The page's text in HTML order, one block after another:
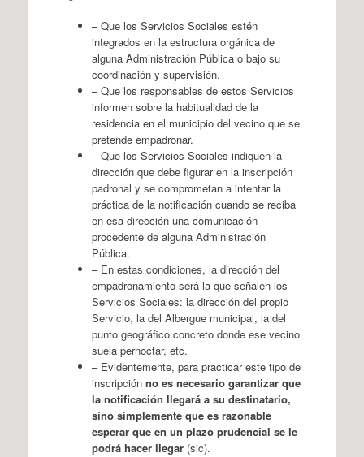
– Que los Servicios Sociales estén
integrados en la estructura orgánica de
alguna Administración Pública o bajo su
coordinación y supervisión.
– Que los responsables de estos Servicios
informen sobre la habitualidad de la
residencia en el municipio del vecino que se
pretende empadronar.
– Que los Servicios Sociales indiquen la
dirección que debe figurar en la inscripción
padronal y se comprometan a intentar la
práctica de la notificación cuando se reciba
en esa dirección una comunicación
procedente de alguna Administración
Pública.
– En estas condiciones, la dirección del
empadronamiento será la que señalen los
Servicios Sociales: la dirección del propio
Servicio, la del Albergue municipal, la del
punto geográfico concreto donde ese vecino
suela pernoctar, etc.
– Evidentemente, para practicar este tipo de
inscripción no es necesario garantizar que
la notificación llegará a su destinatario,
sino simplemente que es razonable
esperar que en un plazo prudencial se le
podrá hacer llegar(sic).